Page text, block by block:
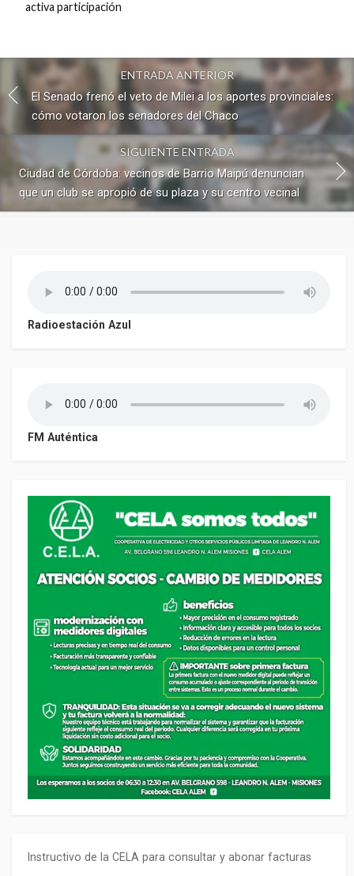
activa participación
ENTRADA ANTERIOR
El Senado frenó el veto de Milei a los aportes provinciales:
cómo votaron los senadores del Chaco
SIGUIENTE ENTRADA
Ciudad de Córdoba: vecinos de Barrio Maipú denuncian
que un club se apropió de su plaza y su centro vecinal
Radioestación Azul
FM Auténtica
Instructivo de la CELA para consultar y abonar facturas